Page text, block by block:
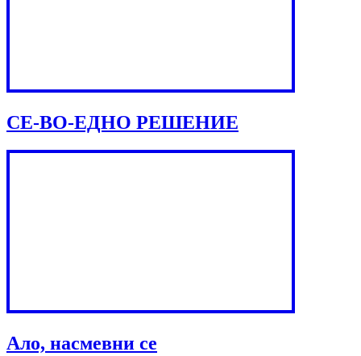
СЕ-ВО-ЕДНО РЕШЕНИЕ
Ало, насмевни се